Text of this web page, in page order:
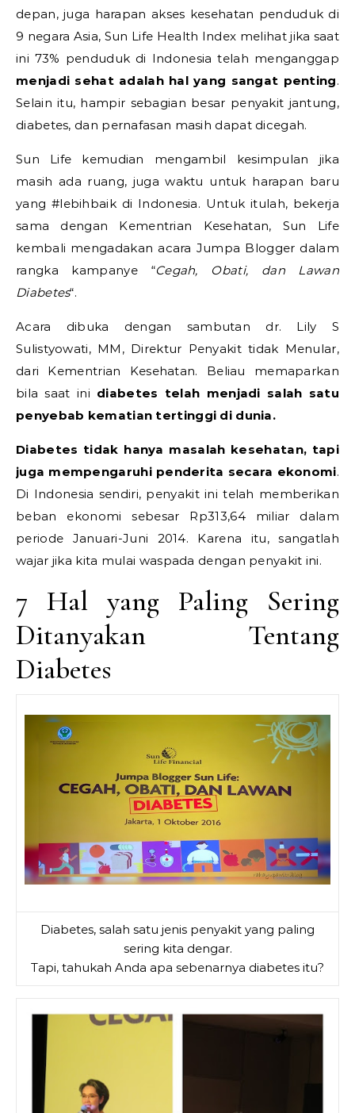
depan, juga harapan akses kesehatan penduduk di
9 negara Asia, Sun Life Health Index melihat jika saat
ini 73% penduduk di Indonesia telah menganggap
menjadi sehat adalah hal yang sangat penting.
Selain itu, hampir sebagian besar penyakit jantung,
diabetes, dan pernafasan masih dapat dicegah.
Sun Life kemudian mengambil kesimpulan jika
masih ada ruang, juga waktu untuk harapan baru
yang #lebihbaik di Indonesia. Untuk itulah, bekerja
sama dengan Kementrian Kesehatan, Sun Life
kembali mengadakan acara Jumpa Blogger dalam
rangka kampanye “Cegah, Obati, dan Lawan
Diabetes“.
Acara dibuka dengan sambutan dr. Lily S
Sulistyowati, MM, Direktur Penyakit tidak Menular,
dari Kementrian Kesehatan. Beliau memaparkan
bila saat ini diabetes telah menjadi salah satu
penyebab kematian tertinggi di dunia.
Diabetes tidak hanya masalah kesehatan, tapi
juga mempengaruhi penderita secara ekonomi.
Di Indonesia sendiri, penyakit ini telah memberikan
beban ekonomi sebesar Rp313,64 miliar dalam
periode Januari-Juni 2014. Karena itu, sangatlah
wajar jika kita mulai waspada dengan penyakit ini.
7 Hal yang Paling Sering
Ditanyakan Tentang
Diabetes
Diabetes, salah satu jenis penyakit yang paling
sering kita dengar.
Tapi, tahukah Anda apa sebenarnya diabetes itu?